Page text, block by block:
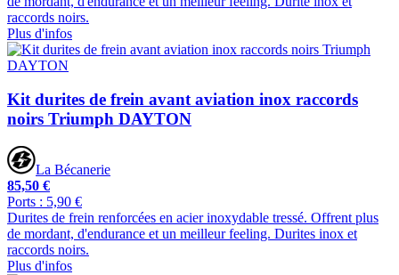
raccords noirs.
Plus d'infos
Kit durites de frein avant aviation inox raccords
noirs Triumph DAYTON
La Bécanerie
85,50 €
Ports : 5,90 €
Durites de frein renforcées en acier inoxydable tressé. Offrent plus
de mordant, d'endurance et un meilleur feeling. Durites inox et
raccords noirs.
Plus d'infos